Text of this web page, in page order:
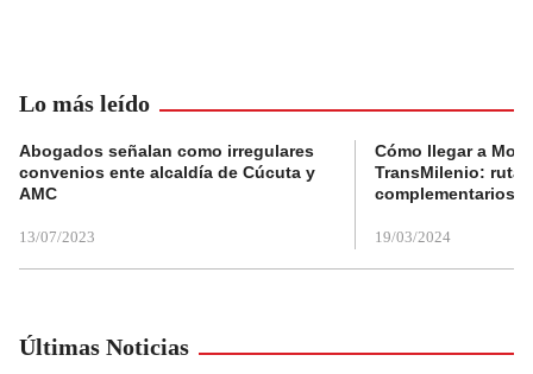
Lo más leído
Abogados señalan como irregulares
convenios ente alcaldía de Cúcuta y
AMC
13/07/2023
Cómo llegar a
TransMilenio:
complementarios
19/03/2024
Últimas Noticias